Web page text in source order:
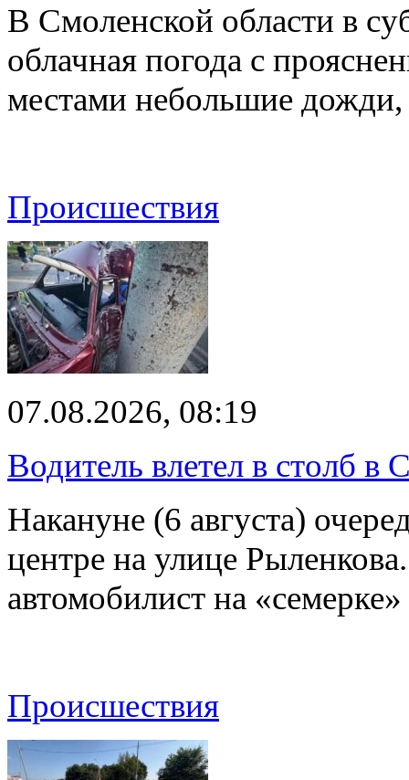
В Смоленской области в
облачная погода с
местами небольшие
Происшествия
07.08.2026, 08:19
Водитель влетел в столб в
Накануне (6 августа)
центре на улице
автомобилист на
Происшествия